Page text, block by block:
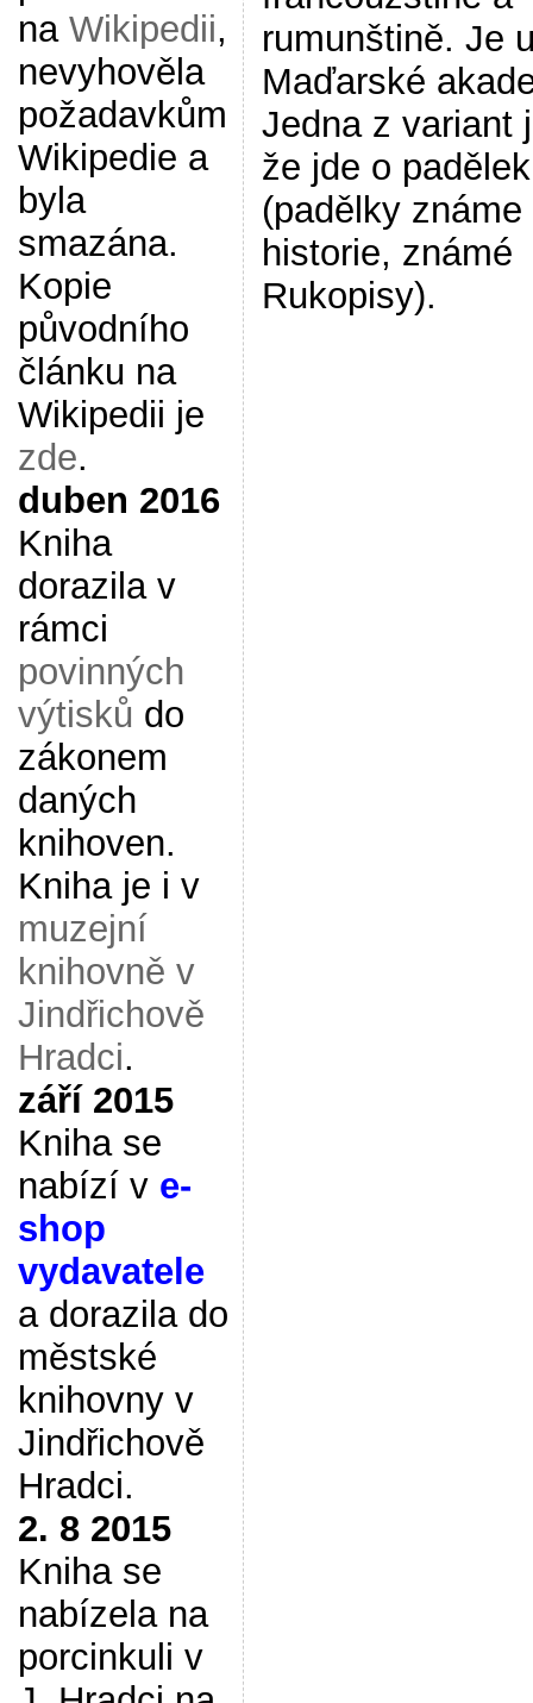
na Wikipedii,
nevyhověla
požadavkům
Wikipedie a
byla
smazána.
Kopie
původního
článku na
Wikipedii je
zde.
duben 2016
Kniha
dorazila v
rámci
povinných
výtisků do
zákonem
daných
knihoven.
Kniha je i v
muzejní
knihovně v
Jindřichově
Hradci.
září 2015
Kniha se
nabízí v e-
shop
vydavatele
a dorazila do
městské
knihovny v
Jindřichově
Hradci.
2. 8 2015
Kniha se
nabízela na
porcinkuli v
rumunštině. Je
Maďarské
Jedna z variant
že jde o padělek
(padělky
historie, známé
Rukopisy).